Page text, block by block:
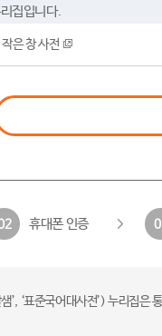
집입니다.
작은 창 사전
휴대폰 인증
’, ‘표준국어대사전’) 누리집